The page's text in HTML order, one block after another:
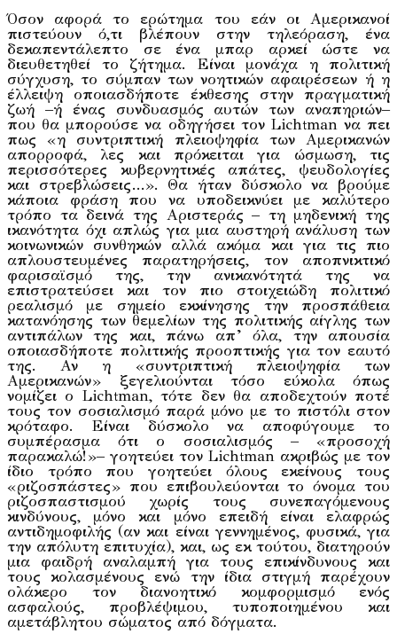
Όσον αφορά το ερώτημα του εάν οι Αμερικανοί
πιστεύουν ό,τι βλέπουν στην τηλεόραση, ένα
δεκαπεντάλεπτο σε ένα μπαρ αρκεί ώστε να
διευθετηθεί το ζήτημα. Είναι μονάχα η πολιτική
σύγχυση, το σύμπαν των νοητικών αφαιρέσεων ή η
έλλειψη οποιασδήποτε έκθεσης στην πραγματική
ζωή –ή ένας συνδυασμός αυτών των αναπηριών–
που θα μπορούσε να οδηγήσει τον Lichtman να πει
πως «η συντριπτική πλειοψηφία των Αμερικανών
απορροφά, λες και πρόκειται για ώσμωση, τις
περισσότερες κυβερνητικές απάτες, ψευδολογίες
και στρεβλώσεις…». Θα ήταν δύσκολο να βρούμε
κάποια φράση που να υποδεικνύει με καλύτερο
τρόπο τα δεινά της Αριστεράς – τη μηδενική της
ικανότητα όχι απλώς για μια αυστηρή ανάλυση των
κοινωνικών συνθηκών αλλά ακόμα και για τις πιο
απλουστευμένες παρατηρήσεις, τον αποπνικτικό
φαρισαϊσμό της, την ανικανότητά της να
επιστρατεύσει και τον πιο στοιχειώδη πολιτικό
ρεαλισμό με σημείο εκκίνησης την προσπάθεια
κατανόησης των θεμελίων της πολιτικής αίγλης των
αντιπάλων της και, πάνω απ’ όλα, την απουσία
οποιασδήποτε πολιτικής προοπτικής για τον εαυτό
της. Αν η «συντριπτική πλειοψηφία των
Αμερικανών» ξεγελιούνται τόσο εύκολα όπως
νομίζει ο Lichtman, τότε δεν θα αποδεχτούν ποτέ
τους τον σοσιαλισμό παρά μόνο με το πιστόλι στον
κρόταφο. Είναι δύσκολο να αποφύγουμε το
συμπέρασμα ότι ο σοσιαλισμός – «προσοχή
παρακαλώ!»– γοητεύει τον Lichtman ακριβώς με τον
ίδιο τρόπο που γοητεύει όλους εκείνους τους
«ριζοσπάστες» που επιβουλεύονται το όνομα του
ριζοσπαστισμού χωρίς τους συνεπαγόμενους
κινδύνους, μόνο και μόνο επειδή είναι ελαφρώς
αντιδημοφιλής (αν και είναι γεννημένος, φυσικά, για
την απόλυτη επιτυχία), και, ως εκ τούτου, διατηρούν
μια φαιδρή αναλαμπή για τους επικίνδυνους και
τους κολασμένους ενώ την ίδια στιγμή παρέχουν
ολάκερο τον διανοητικό κομφορμισμό ενός
ασφαλούς, προβλέψιμου, τυποποιημένου και
αμετάβλητου σώματος από δόγματα.